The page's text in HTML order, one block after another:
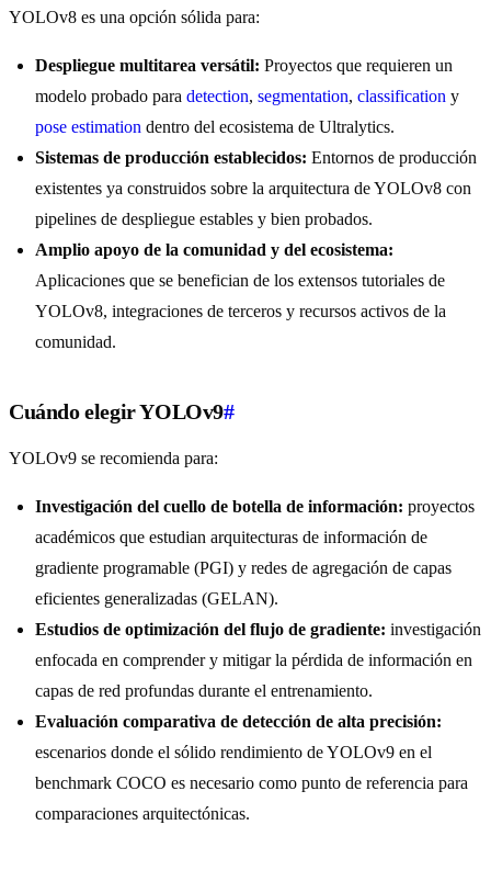
YOLOv8 es una opción sólida para:
Despliegue multitarea versátil: Proyectos que requieren un
modelo probado para detection, segmentation, classification y
pose estimation dentro del ecosistema de Ultralytics.
Sistemas de producción establecidos: Entornos de producción
existentes ya construidos sobre la arquitectura de YOLOv8 con
pipelines de despliegue estables y bien probados.
Amplio apoyo de la comunidad y del ecosistema:
Aplicaciones que se benefician de los extensos tutoriales de
YOLOv8, integraciones de terceros y recursos activos de la
comunidad.
Cuándo elegir YOLOv9#
YOLOv9 se recomienda para:
Investigación del cuello de botella de información: proyectos
académicos que estudian arquitecturas de información de
gradiente programable (PGI) y redes de agregación de capas
eficientes generalizadas (GELAN).
Estudios de optimización del flujo de gradiente: investigación
enfocada en comprender y mitigar la pérdida de información en
capas de red profundas durante el entrenamiento.
Evaluación comparativa de detección de alta precisión:
escenarios donde el sólido rendimiento de YOLOv9 en el
benchmark COCO es necesario como punto de referencia para
comparaciones arquitectónicas.